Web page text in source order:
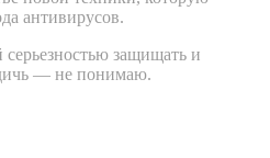
антивирусов.
защищать и
— не понимаю.